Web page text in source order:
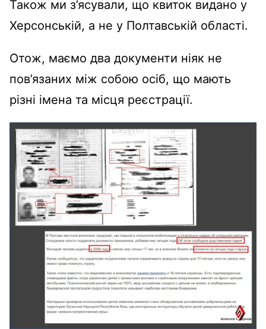
Також ми з’ясували, що квиток видано у
Херсонській, а не у Полтавській області.
Отож, маємо два документи ніяк не
пов’язаних між собою осіб, що мають
різні імена та місця реєстрації.